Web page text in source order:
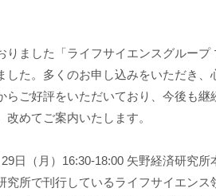
りました「ライフサイエンスグルー
した。多くのお申し込みをいただき、
らご好評をいただいており、今後も
めてご案内いたします。
日（月）16:30-18:00 矢野経済研究所
究所で刊行しているライフサイエンス